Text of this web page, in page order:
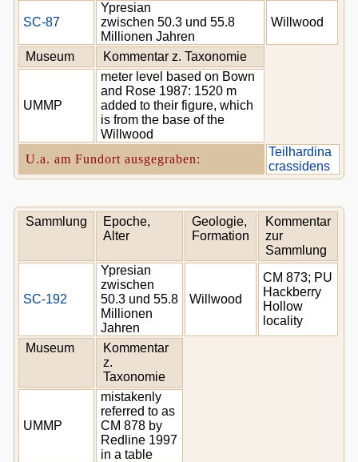
SC-87
Ypresian
zwischen 50.3 und 55.8
Millionen Jahren
Willwood
Museum Kommentar z. Taxonomie
UMMP
meter level based on Bown
and Rose 1987: 1520 m
added to their figure, which
is from the base of the
Willwood
U.a. am Fundort ausgegraben:
Teilhardina
crassidens
Sammlung
Epoche,
Alter
Geologie,
Formation
Kommentar
zur
Sammlung
SC-192
Ypresian
zwischen
50.3 und 55.8
Millionen
Jahren
Willwood
CM 873; PU
Hackberry
Hollow
locality
Museum
Kommentar
z.
Taxonomie
UMMP
mistakenly
referred to as
CM 878 by
Redline 1997
in a table